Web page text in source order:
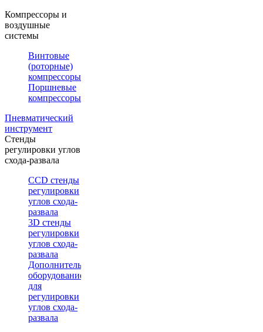
Компрессоры и
воздушные
системы
Винтовые
(роторные)
компрессоры
Поршневые
компрессоры
Пневматический
инструмент
Стенды
регулировки углов
схода-развала
CCD стенды
регулировки
углов схода-
развала
3D стенды
регулировки
углов схода-
развала
Дополнительное
оборудование
для
регулировки
углов схода-
развала